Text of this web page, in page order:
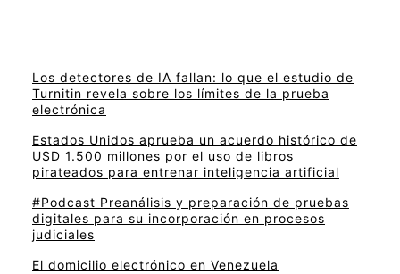
Los detectores de IA fallan: lo que el estudio de
Turnitin revela sobre los límites de la prueba
electrónica
Estados Unidos aprueba un acuerdo histórico de
USD 1.500 millones por el uso de libros
pirateados para entrenar inteligencia artificial
#Podcast Preanálisis y preparación de pruebas
digitales para su incorporación en procesos
judiciales
El domicilio electrónico en Venezuela